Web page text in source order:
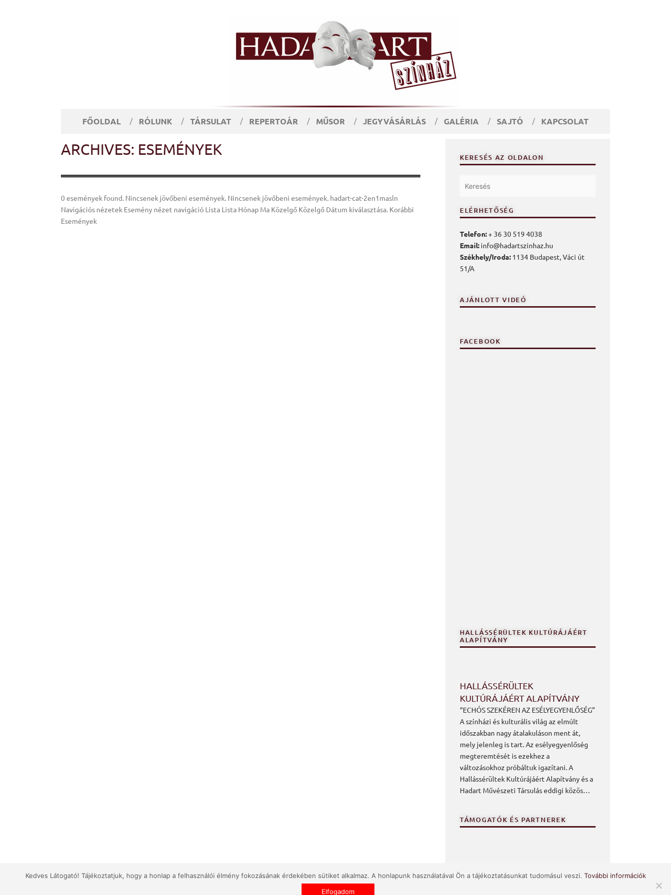
FŐOLDAL RÓLUNK TÁRSULAT REPERTOÁR MŰSOR JEGYVÁSÁRLÁS GALÉRIA SAJTÓ KAPCSOLAT
ARCHIVES: ESEMÉNYEK
0 események found. Nincsenek jövőbeni események. Nincsenek jövőbeni események. hadart-cat-2en1masln
Navigációs nézetek Esemény nézet navigáció Lista Lista Hónap Ma Közelgő Közelgő Dátum kiválasztása. Korábbi
Események
KERESÉS AZ OLDALON
ELÉRHETŐSÉG
Telefon:+ 36 30 519 4038
Email: info@hadartszinhaz.hu
Székhely/Iroda: 1134 Budapest, Váci út
51/A
AJÁNLOTT VIDEÓ
FACEBOOK
HALLÁSSÉRÜLTEK KULTÚRÁJÁÉRT
ALAPÍTVÁNY
HALLÁSSÉRÜLTEK
KULTÚRÁJÁÉRT ALAPÍTVÁNY
“ECHÓS SZEKÉREN AZ ESÉLYEGYENLŐSÉG”
A színházi és kulturális világ az elmúlt
időszakban nagy átalakuláson ment át,
mely jelenleg is tart. Az esélyegyenlőség
megteremtését is ezekhez a
változásokhoz próbáltuk igazítani. A
Hallássérültek Kultúrájáért Alapítvány és a
Hadart Művészeti Társulás eddigi közös…
TÁMOGATÓK ÉS PARTNEREK
Kedves Látogató! Tájékoztatjuk, hogy a honlap a felhasználói élmény fokozásának érdekében sütiket alkalmaz. A honlapunk használatával Ön a tájékoztatásunkat tudomásul veszi. További információk
Elfogadom